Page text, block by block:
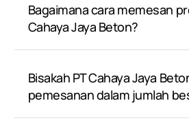
Bagaimana cara memesan
Cahaya Jaya Beton?
Bisakah PT Cahaya Jaya
pemesanan dalam jumlah